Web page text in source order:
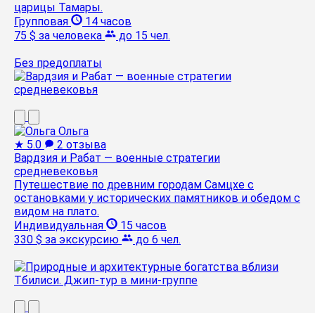
царицы Тамары.
Групповая
14 часов
75 $ за человека до 15 чел.
Без предоплаты
Ольга
★ 5.0
2 отзыва
Вардзия и Рабат — военные стратегии
средневековья
Путешествие по древним городам Самцхе с
остановками у исторических памятников и обедом с
видом на плато.
Индивидуальная
15 часов
330 $ за экскурсию до 6 чел.